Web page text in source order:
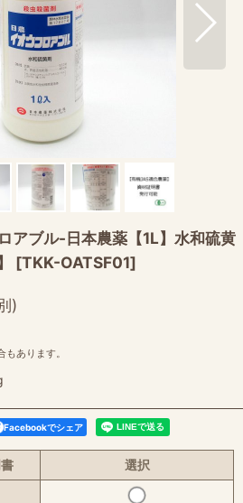
アブル-日本農薬【1L】水和硫黄
[TKK-OATSF01]
)
あります。
Facebookでシェア
選択